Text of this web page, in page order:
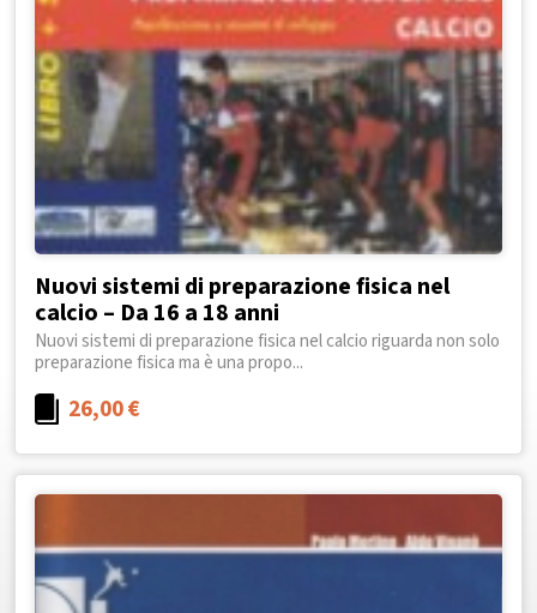
Nuovi sistemi di preparazione fisica nel
calcio – Da 16 a 18 anni
Nuovi sistemi di preparazione fisica nel calcio riguarda non solo
preparazione fisica ma è una propo...
26,00€